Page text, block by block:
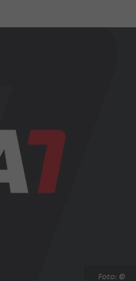
Foto: ©